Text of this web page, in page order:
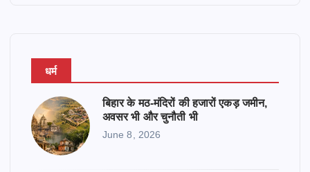
धर्म
बिहार के मठ-मंदिरों की हजारों एकड़ जमीन,
अवसर भी और चुनौती भी
June 8, 2026